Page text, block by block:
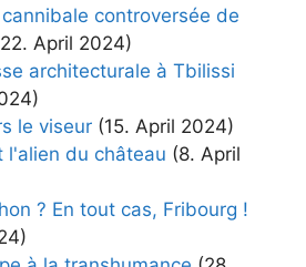
controversée de
April 2024)
architecturale à Tbilissi
le viseur (15. April 2024)
l'alien du château (8. April
? En tout cas, Fribourg !